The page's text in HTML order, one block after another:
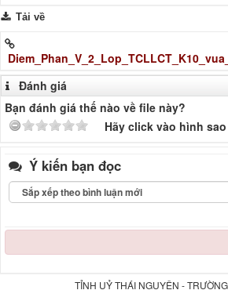
Tải về
Đánh giá
Bạn đánh giá thế nào về file này?
Hãy click vào hình
Ý kiến bạn đọc
TỈNH UỶ THÁI NGUYÊN -